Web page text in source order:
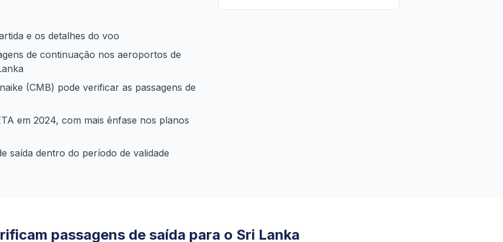
e os detalhes do voo
de continuação nos aeroportos de
(CMB) pode verificar as passagens de
em 2024, com mais ênfase nos planos
saída dentro do período de validade
passagens de saída para o Sri Lanka